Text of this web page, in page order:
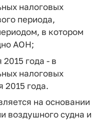
налоговых
периода,
в котором
АОН;
года - в
налоговых
2015 года.
на основании
воздушного судна и